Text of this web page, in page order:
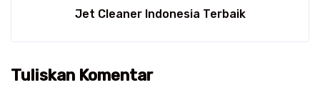
Jet Cleaner Indonesia Terbaik
Tuliskan Komentar